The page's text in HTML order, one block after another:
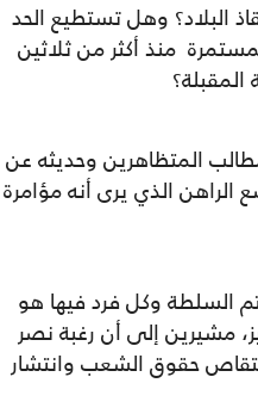
البلاد؟ وهل تستطيع الحد
منذ أكثر من ثلاثين
المقبلة؟
المتظاهرين وحديثه عن
الراهن الذي يرى أنه مؤامرة
السلطة وكل فرد فيها هو
مشيرين إلى أن رغبة نصر
حقوق الشعب وانتشار